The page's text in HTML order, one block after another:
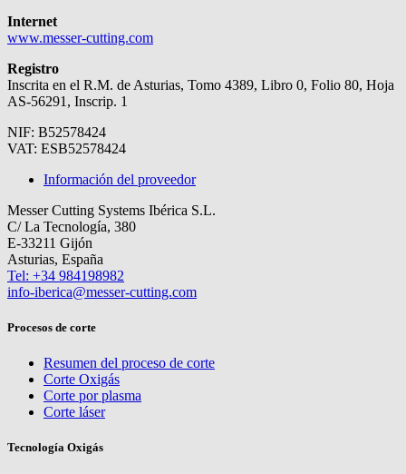
Internet
www.messer-cutting.com
Registro
Inscrita en el R.M. de Asturias, Tomo 4389, Libro 0, Folio 80, Hoja
AS-56291, Inscrip. 1
NIF: B52578424
VAT: ESB52578424
Información del proveedor
Messer Cutting Systems Ibérica S.L.
C/ La Tecnología, 380
E-33211 Gijón
Asturias, España
Tel: +34 984198982
info-iberica@messer-cutting.com
Procesos de corte
Resumen del proceso de corte
Corte Oxigás
Corte por plasma
Corte láser
Tecnología Oxigás